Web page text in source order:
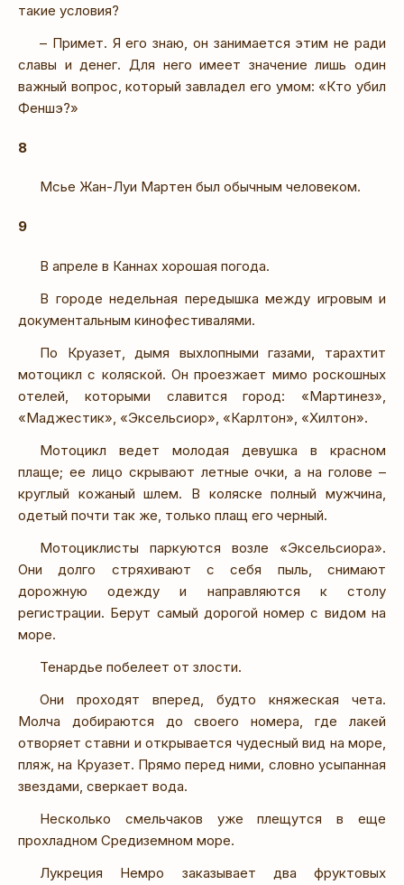
такие условия?
– Примет. Я его знаю, он занимается этим не ради
славы и денег. Для него имеет значение лишь один
важный вопрос, который завладел его умом: «Кто убил
Феншэ?»
8
Мсье Жан-Луи Мартен был обычным человеком.
9
В апреле в Каннах хорошая погода.
В городе недельная передышка между игровым и
документальным кинофестивалями.
По Круазет, дымя выхлопными газами, тарахтит
мотоцикл с коляской. Он проезжает мимо роскошных
отелей, которыми славится город: «Мартинез»,
«Маджестик», «Эксельсиор», «Карлтон», «Хилтон».
Мотоцикл ведет молодая девушка в красном
плаще; ее лицо скрывают летные очки, а на голове –
круглый кожаный шлем. В коляске полный мужчина,
одетый почти так же, только плащ его черный.
Мотоциклисты паркуются возле «Эксельсиора».
Они долго стряхивают с себя пыль, снимают
дорожную одежду и направляются к столу
регистрации. Берут самый дорогой номер с видом на
море.
Тенардье побелеет от злости.
Они проходят вперед, будто княжеская чета.
Молча добираются до своего номера, где лакей
отворяет ставни и открывается чудесный вид на море,
пляж, на Круазет. Прямо перед ними, словно усыпанная
звездами, сверкает вода.
Несколько смельчаков уже плещутся в еще
прохладном Средиземном море.
Лукреция Немро заказывает два фруктовых